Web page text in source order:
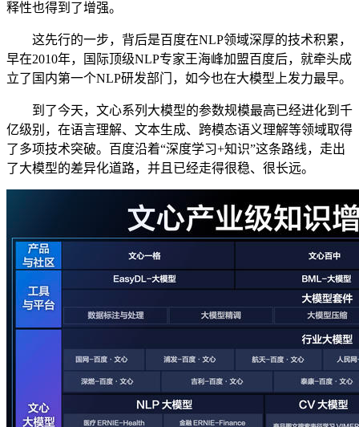
释性也得到了增强。
这先行的一步，背后是百度在NLP领域深厚的技术积累，
早在2010年，国际顶级NLP专家王海峰加盟百度后，就牵头成
立了国内第一个NLP研发部门，如今也在大模型上发力最早。
到了今天，文心系列大模型的参数规模最高已经进化到千
亿级别，在语言理解、文本生成、跨模态语义理解等领域取得
了多项技术突破。百度沿着“深度学习+知识”这条路线，走出
了大模型的差异化道路，并且已经走得很稳、很长远。